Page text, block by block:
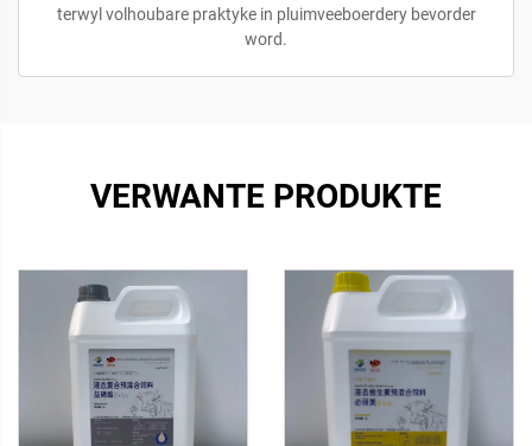
terwyl volhoubare praktyke in pluimveeboerdery bevorder
word.
VERWANTE PRODUKTE